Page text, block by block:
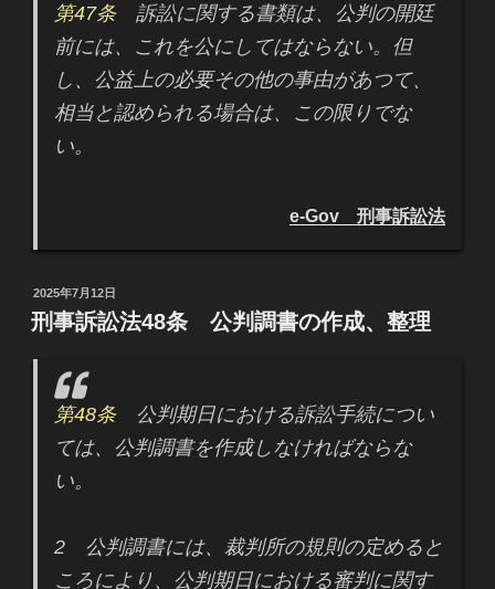
第47条訴訟に関する書類は、公判の開廷
前には、これを公にしてはならない。但
し、公益上の必要その他の事由があつて、
相当と認められる場合は、この限りでな
い。
e-Gov 刑事訴訟法
投
稿
日:
2025年7月12日
刑事訴訟法48条 公判調書の作成、整理
第48条公判期日における訴訟手続につい
ては、公判調書を作成しなければならな
い。
2 公判調書には、裁判所の規則の定めると
ころにより、公判期日における審判に関す